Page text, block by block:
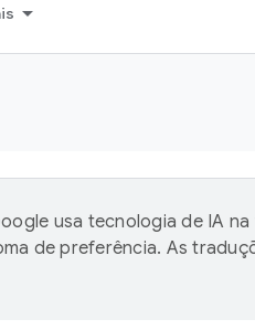
usa tecnologia de IA
de preferência. As